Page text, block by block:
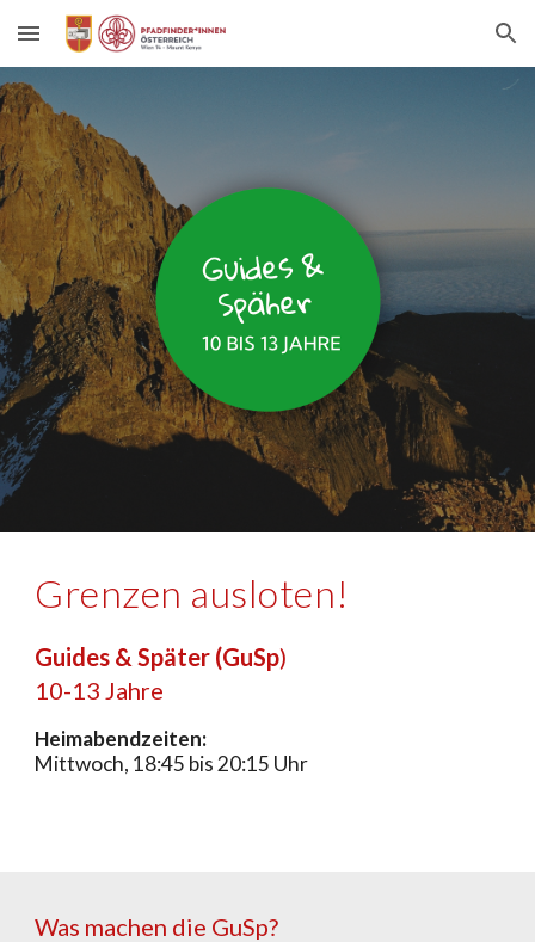
Skip to main content Skip to navigation
Grenzen ausloten!
Guides & Später (GuSp)
10-13 Jahre
Heimabendzeiten:
Mittwoch, 18:45 bis 20:15 Uhr
Was machen die GuSp?